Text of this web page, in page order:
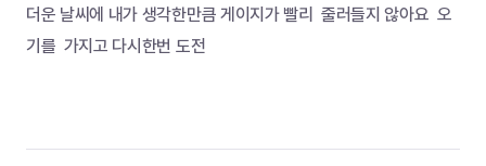
더운 날씨에 내가 생각한만큼 게이지가 빨리  줄러들지 않아요  오
기를  가지고 다시한번 도전